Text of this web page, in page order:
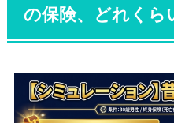
の保険、どれくら